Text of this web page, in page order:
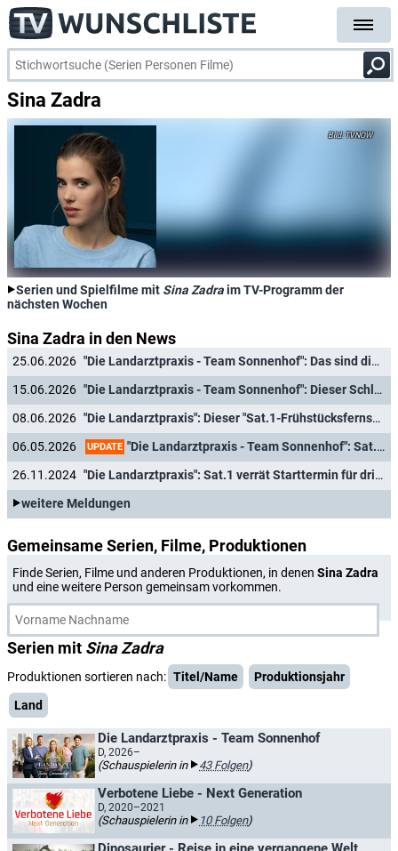
Sina Zadra
TVNOW
Serien und Spielfilme mit Sina Zadraim TV-Programm der
nächsten Wochen
Sina Zadra in den News
25.06.2026
"Die Landarztpraxis - Team Sonnenhof": Das sind die Hauptfiguren und Schauspieler des neuen Spin-Offs
15.06.2026
"Die Landarztpraxis - Team Sonnenhof": Dieser Schlagerstar übernimmt Gastrolle in neuem Ableger
08.06.2026
"Die Landarztpraxis": Dieser "Sat.1-Frühstücksfernsehen"-Moderator besucht die Vorabendserie
06.05.2026
UPDATE "Die Landarztpraxis - Team Sonnenhof": Sat.1 kündigt Spin-off zur Vorabendserie an
26.11.2024
"Die Landarztpraxis": Sat.1 verrät Starttermin für dritte Staffel
weitere Meldungen
Gemeinsame Serien, Filme, Produktionen
Finde Serien, Filme und anderen Produktionen, in denen Sina Zadra
und eine weitere Person gemeinsam vorkommen.
Serien mit Sina Zadra
Produktionen sortieren nach: Titel/Name
Produktionsjahr
Land
Die Landarztpraxis - Team Sonnenhof
D, 2026–
(Schauspielerin in 43 Folgen)
Verbotene Liebe - Next Generation
D, 2020–2021
(Schauspielerin in 10 Folgen)